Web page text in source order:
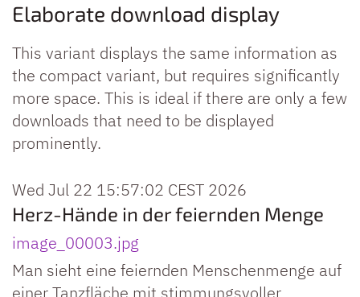
Elaborate download display
This variant displays the same information as
the compact variant, but requires significantly
more space. This is ideal if there are only a few
downloads that need to be displayed
prominently.
Wed Jul 22 15:57:02 CEST 2026
Herz-Hände in der feiernden Menge
image_00003.jpg
Man sieht eine feiernden Menschenmenge auf